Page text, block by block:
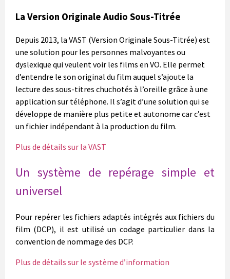
La Version Originale Audio Sous-Titrée
Depuis 2013, la VAST (Version Originale Sous-Titrée) est
une solution pour les personnes malvoyantes ou
dyslexique qui veulent voir les films en VO. Elle permet
d’entendre le son original du film auquel s’ajoute la
lecture des sous-titres chuchotés à l’oreille grâce à une
application sur téléphone. Il s’agit d’une solution qui se
développe de manière plus petite et autonome car c’est
un fichier indépendant à la production du film.
Plus de détails sur la VAST
Un système de repérage simple et
universel
Pour repérer les fichiers adaptés intégrés aux fichiers du
film (DCP), il est utilisé un codage particulier dans la
convention de nommage des DCP.
Plus de détails sur le système d’information